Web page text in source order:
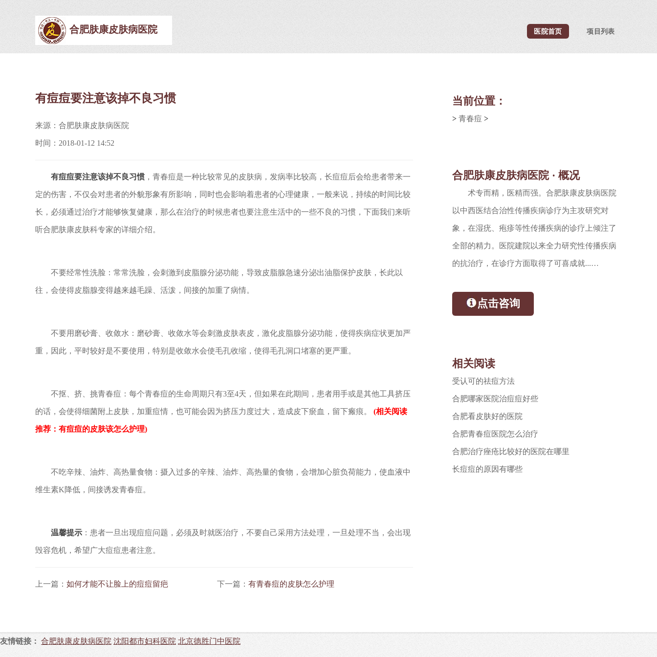
合肥肤康皮肤病医院 医院首页 项目列表
有痘痘要注意该掉不良习惯
来源：合肥肤康皮肤病医院
时间：2018-01-12 14:52
有痘痘要注意该掉不良习惯 ，青春痘是一种比较常见的皮肤病，发病率比较高，长痘痘后会给患者带来一
定的伤害，不仅会对患者的外貌形象有所影响，同时也会影响着患者的心理健康，一般来说，持续的时间比较
长，必须通过治疗才能够恢复健康，那么在治疗的时候患者也要注意生活中的一些不良的习惯，下面我们来听
听合肥肤康皮肤科专家的详细介绍。
不要经常性洗脸：常常洗脸，会刺激到皮脂腺分泌功能，导致皮脂腺急速分泌出油脂保护皮肤，长此以
往，会使得皮脂腺变得越来越毛躁、活泼，间接的加重了病情。
不要用磨砂膏、收敛水：磨砂膏、收敛水等会刺激皮肤表皮，激化皮脂腺分泌功能，使得疾病症状更加严
重，因此，平时较好是不要使用，特别是收敛水会使毛孔收缩，使得毛孔洞口堵塞的更严重。
不抠、挤、挑青春痘：每个青春痘的生命周期只有3至4天，但如果在此期间，患者用手或是其他工具挤压
的话，会使得细菌附上皮肤，加重痘情，也可能会因为挤压力度过大，造成皮下瘀血，留下瘢痕。 (相关阅读
推荐：有痘痘的皮肤该怎么护理)
不吃辛辣、油炸、高热量食物：摄入过多的辛辣、油炸、高热量的食物，会增加心脏负荷能力，使血液中
维生素K降低，间接诱发青春痘。
温馨提示 ：患者一旦出现痘痘问题，必须及时就医治疗，不要自己采用方法处理，一旦处理不当，会出现
毁容危机，希望广大痘痘患者注意。
上一篇： 如何才能不让脸上的痘痘留疤 下一篇： 有青春痘的皮肤怎么护理
当前位置：
>青春痘 >
合肥肤康皮肤病医院 · 概况
术专而精，医精而强。合肥肤康皮肤病医院
以中西医结合治性传播疾病诊疗为主攻研究对
象，在湿疣、疱疹等性传播疾病的诊疗上倾注了
全部的精力。医院建院以来全力研究性传播疾病
的抗治疗，在诊疗方面取得了可喜成就...…
点击咨询
相关阅读
受认可的祛痘方法
合肥哪家医院治痘痘好些
合肥看皮肤好的医院
合肥青春痘医院怎么治疗
合肥治疗痤疮比较好的医院在哪里
长痘痘的原因有哪些
友情链接： 合肥肤康皮肤病医院沈阳都市妇科医院北京德胜门中医院